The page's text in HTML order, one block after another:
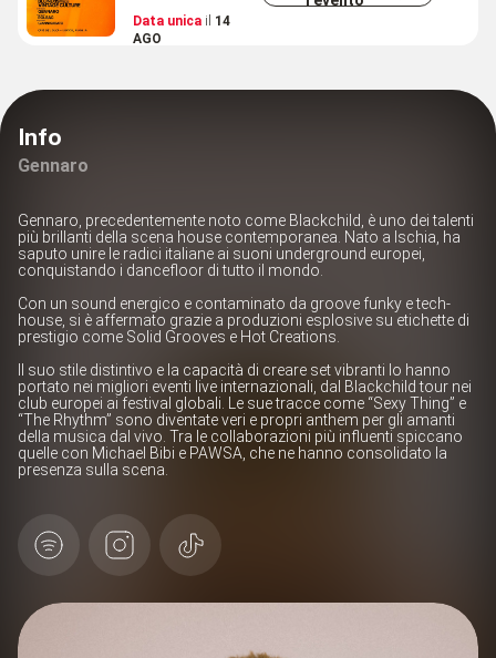
Data unica il 14
AGO
Info
Gennaro
Gennaro, precedentemente noto come Blackchild, è uno dei talenti
più brillanti della scena house contemporanea. Nato a Ischia, ha
saputo unire le radici italiane ai suoni underground europei,
conquistando i dancefloor di tutto il mondo.
Con un sound energico e contaminato da groove funky e tech-
house, si è affermato grazie a produzioni esplosive su etichette di
prestigio come Solid Grooves e Hot Creations.
Il suo stile distintivo e la capacità di creare set vibranti lo hanno
portato nei migliori eventi live internazionali, dal Blackchild tour nei
club europei ai festival globali. Le sue tracce come “Sexy Thing” e
“The Rhythm” sono diventate veri e propri anthem per gli amanti
della musica dal vivo. Tra le collaborazioni più influenti spiccano
quelle con Michael Bibi e PAWSA, che ne hanno consolidato la
presenza sulla scena.